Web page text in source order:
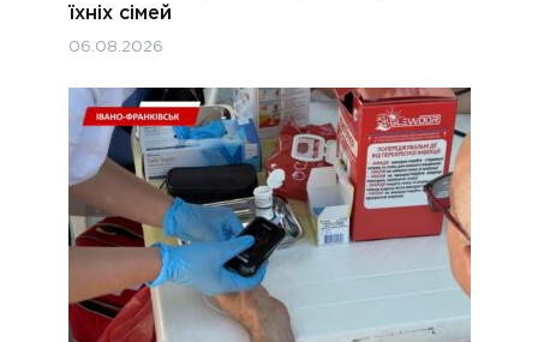
їхніх сімей
06.08.2026